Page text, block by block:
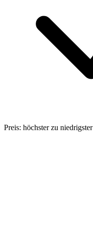
Preis: höchster zu niedrigster